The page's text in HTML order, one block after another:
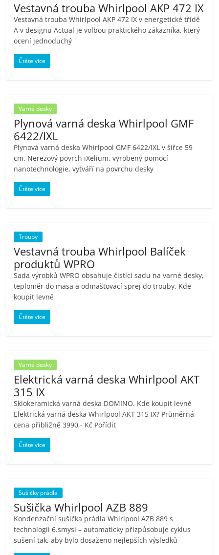
pračky,
televize,
notebooky,
mobilní
telefony,
kávovary,
bazény
Elektro
OK,
recenze,
pračky,
televize,
notebooky,
mobilní
telefony,
Vestavná trouba Whirlpool AKP 472 IX
Vestavná trouba Whirlpool AKP 472 IX v energetické třídě
A v designu Actual je volbou praktického zákazníka, který
ocení jednoduchý
Čtěte více
Varné desky
Plynová varná deska Whirlpool GMF
6422/IXL
Plynová varná deska Whirlpool GMF 6422/IXL v šířce 59
cm. Nerezový povrch iXelium, vyrobený pomocí
nanotechnologie, vytváří na povrchu desky
Čtěte více
Trouby
Vestavná trouba Whirlpool Balíček
produktů WPRO
Sada výrobků WPRO obsahuje čistící sadu na varné desky,
teploměr do masa a odmašťovací sprej do trouby. Kde
koupit levně
Čtěte více
Varné desky
Elektrická varná deska Whirlpool AKT
315 IX
Sklokeramická varná deska DOMINO. Kde koupit levně
Elektrická varná deska Whirlpool AKT 315 IX? Průměrná
cena přibližně 3990,- Kč Pořídit
Čtěte více
Sušičky prádla
Sušička Whirlpool AZB 889
Kondenzační sušička prádla Whirlpool AZB 889 s
technologií 6.smysl – automaticky přizpůsobuje cyklus
sušení tak, aby bylo dosaženo nejlepších výsledků